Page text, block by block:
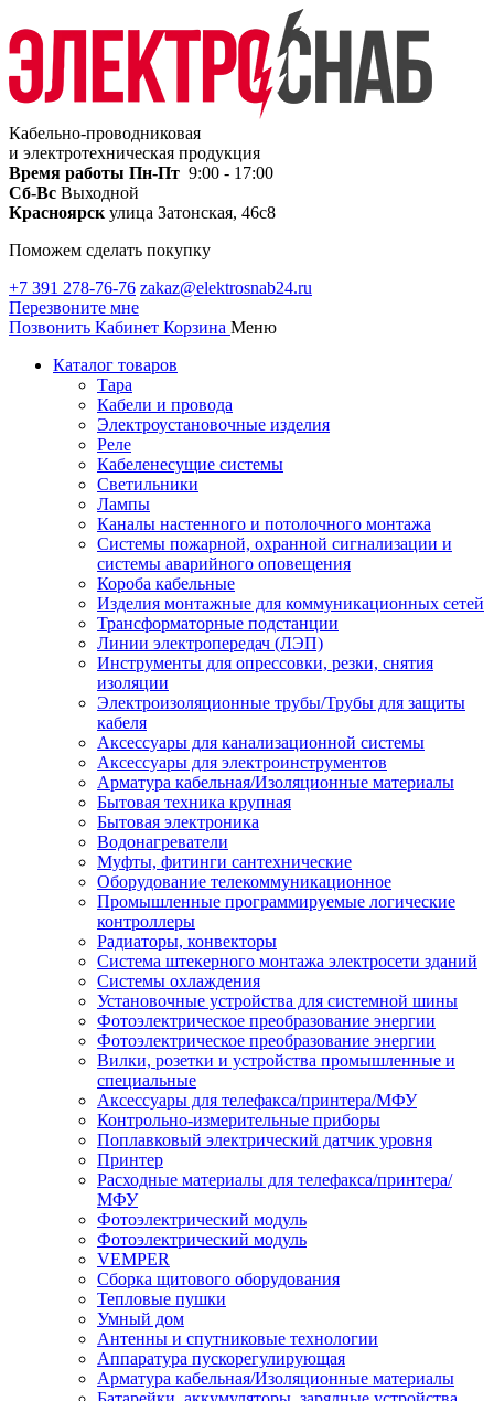
Кабельно-проводниковая
и электротехническая продукция
Время работы Пн-Пт 9:00 - 17:00
Сб-Вс Выходной
Красноярск улица Затонская, 46с8
Поможем сделать покупку
+7 391 278-76-76 zakaz@elektrosnab24.ru
Перезвоните мне
Позвонить Кабинет Корзина Меню
Каталог товаров
Тара
Кабели и провода
Электроустановочные изделия
Реле
Кабеленесущие системы
Светильники
Лампы
Каналы настенного и потолочного монтажа
Системы пожарной, охранной сигнализации и
системы аварийного оповещения
Короба кабельные
Изделия монтажные для коммуникационных сетей
Трансформаторные подстанции
Линии электропередач (ЛЭП)
Инструменты для опрессовки, резки, снятия
изоляции
Электроизоляционные трубы/Трубы для защиты
кабеля
Аксессуары для канализационной системы
Аксессуары для электроинструментов
Арматура кабельная/Изоляционные материалы
Бытовая техника крупная
Бытовая электроника
Водонагреватели
Муфты, фитинги сантехнические
Оборудование телекоммуникационное
Промышленные программируемые логические
контроллеры
Радиаторы, конвекторы
Система штекерного монтажа электросети зданий
Системы охлаждения
Установочные устройства для системной шины
Фотоэлектрическое преобразование энергии
Фотоэлектрическое преобразование энергии
Вилки, розетки и устройства промышленные и
специальные
Аксессуары для телефакса/принтера/МФУ
Контрольно-измерительные приборы
Поплавковый электрический датчик уровня
Принтер
Расходные материалы для телефакса/принтера/
МФУ
Фотоэлектрический модуль
Фотоэлектрический модуль
VEMPER
Сборка щитового оборудования
Тепловые пушки
Умный дом
Антенны и спутниковые технологии
Аппаратура пускорегулирующая
Арматура кабельная/Изоляционные материалы